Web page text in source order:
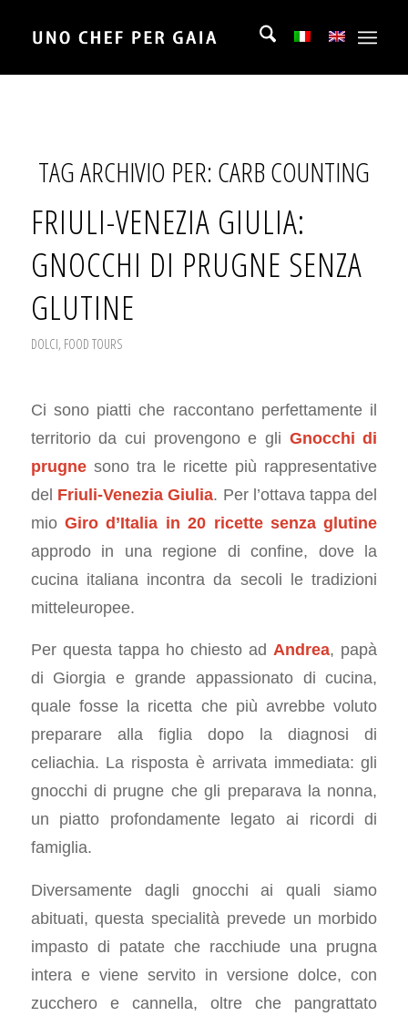
TAG ARCHIVIO PER:CARB COUNTING
FRIULI-VENEZIA GIULIA:
GNOCCHI DI PRUGNE SENZA
GLUTINE
DOLCI, FOOD TOURS
Ci sono piatti che raccontano perfettamente il
territorio da cui provengono e gli Gnocchi di
prugnesono tra le ricette più rappresentative
del Friuli-Venezia Giulia. Per l’ottava tappa del
mio Giro d’Italia in 20 ricette senza glutine
approdo in una regione di confine, dove la
cucina italiana incontra da secoli le tradizioni
mitteleuropee.
Per questa tappa ho chiesto adAndrea, papà
di Giorgia e grande appassionato di cucina,
quale fosse la ricetta che più avrebbe voluto
preparare alla figlia dopo la diagnosi di
celiachia. La risposta è arrivata immediata: gli
gnocchi di prugne che gli preparava la nonna,
un piatto profondamente legato ai ricordi di
famiglia.
Diversamente dagli gnocchi ai quali siamo
abituati, questa specialità prevede un morbido
impasto di patate che racchiude una prugna
intera e viene servito in versione dolce, con
zucchero e cannella, oltre che pangrattato